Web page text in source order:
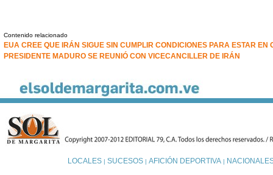
Contenido relacionado
EUA CREE QUE IRÁN SIGUE SIN CUMPLIR CONDICIONES PARA ESTAR EN
PRESIDENTE MADURO SE REUNIÓ CON VICECANCILLER DE IRÁN
LOCALES| SUCESOS| AFICIÓN DEPORTIVA|